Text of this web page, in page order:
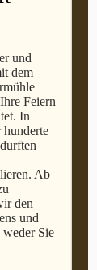
und
dem
Feiern
In
hunderte
Ab
den
und
weder Sie